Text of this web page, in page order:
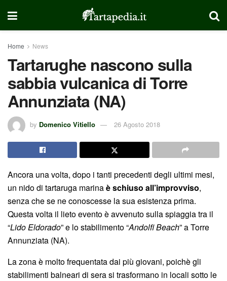
Home News
Tartarughe nascono sulla
sabbia vulcanica di Torre
Annunziata (NA)
by Domenico Vitiello 26 Agosto 2018
Ancora una volta, dopo i tanti precedenti degli ultimi mesi,
un nido di tartaruga marinaè schiuso all’improvviso,
senza che se ne conoscesse la sua esistenza prima.
Questa volta il lieto evento è avvenuto sulla spiaggia tra il
“Lido Eldorado” e lo stabilimento “Andolfi Beach” a Torre
Annunziata (NA).
La zona è molto frequentata dai più giovani, poichè gli
stabilimenti balneari di sera si trasformano in locali sotto le